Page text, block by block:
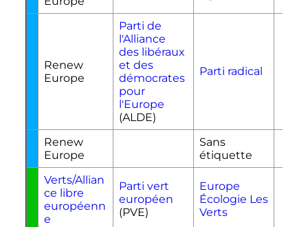
Renew
Europe
Parti de
l'Alliance
des libéraux
et des
démocrates
pour
l'Europe
(ALDE)
Parti radical
Renew
Europe
Sans
étiquette
Verts/Allian
ce libre
européenn
e
Parti vert
européen
(PVE)
Europe
Écologie Les
Verts